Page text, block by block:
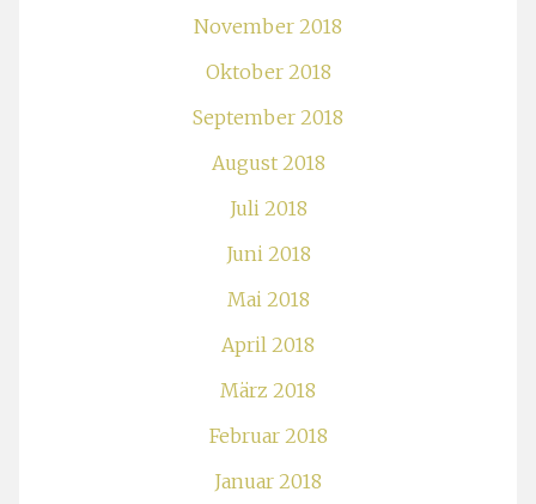
November 2018
Oktober 2018
September 2018
August 2018
Juli 2018
Juni 2018
Mai 2018
April 2018
März 2018
Februar 2018
Januar 2018